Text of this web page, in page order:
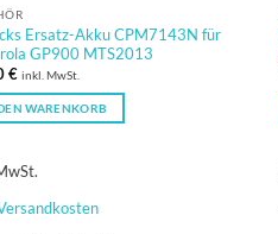
Ersatz-Akku CPM7143N für
GP900 MTS2013
€ inkl. MwSt.
WARENKORB